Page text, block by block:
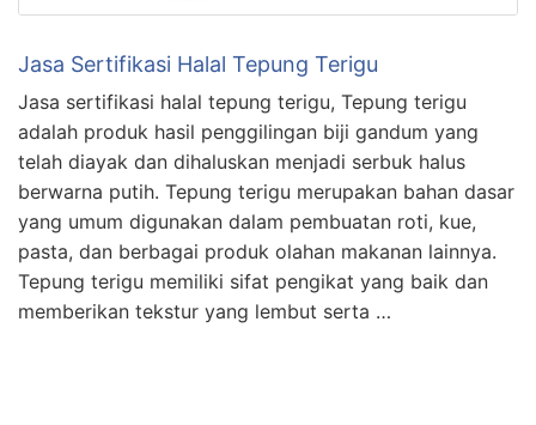
Jasa Sertifikasi Halal Tepung Terigu
Jasa sertifikasi halal tepung terigu, Tepung terigu
adalah produk hasil penggilingan biji gandum yang
telah diayak dan dihaluskan menjadi serbuk halus
berwarna putih. Tepung terigu merupakan bahan dasar
yang umum digunakan dalam pembuatan roti, kue,
pasta, dan berbagai produk olahan makanan lainnya.
Tepung terigu memiliki sifat pengikat yang baik dan
memberikan tekstur yang lembut serta …